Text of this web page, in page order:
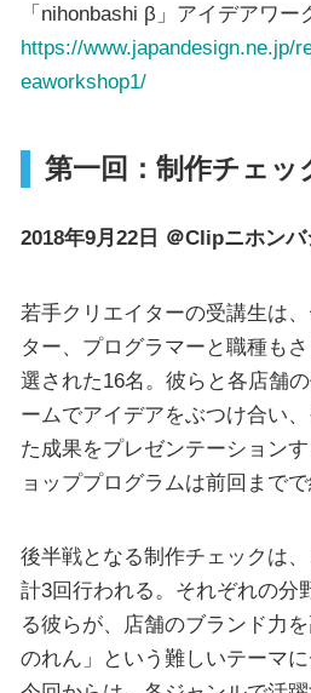
「nihonbashi β」アイデアワー
https://www.japandesign.ne.jp/
eaworkshop1/
第一回：制作チェッ
2018年9月22日 ＠Clipニホンバ
若手クリエイターの受講生は
ター、プログラマーと職種も
選された16名。彼らと各店舗
ームでアイデアをぶつけ合い
た成果をプレゼンテーション
ョッププログラムは前回までで
後半戦となる制作チェックは
計3回行われる。それぞれの分
る彼らが、店舗のブランド力
のれん」という難しいテーマに